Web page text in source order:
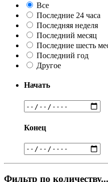
Все
Последние 24 часа
Последняя неделя
Последний месяц
Последние шесть
Последний год
Другое
Начать
Конец
Фильтр по количеству...